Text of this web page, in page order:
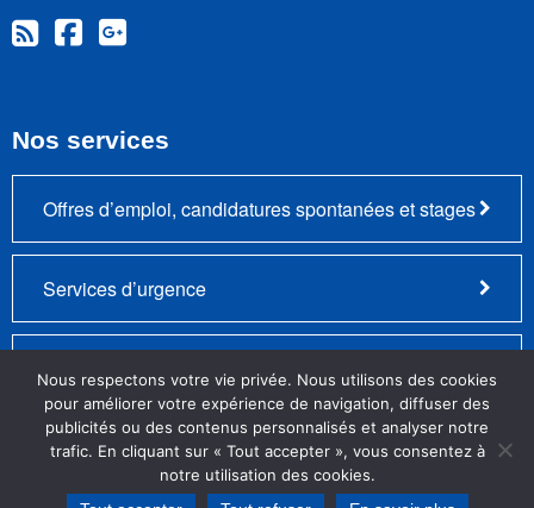
Nos services
Offres d’emploi, candidatures spontanées et stages
Services d’urgence
Plainte – Remarque positive ou négative
Copyright 2026 - Made byUPartner
Mentions légales
Données personnelles
Nous respectons votre vie privée. Nous utilisons des cookies
pour améliorer votre expérience de navigation, diffuser des
publicités ou des contenus personnalisés et analyser notre
trafic. En cliquant sur « Tout accepter », vous consentez à
notre utilisation des cookies.